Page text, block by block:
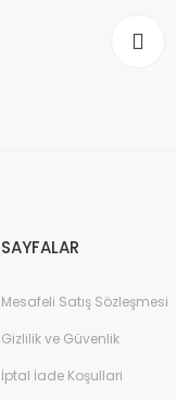
SAYFALAR
Mesafeli Satış Sözleşmesi
Gizlilik ve Güvenlik
İptal İade Koşullari